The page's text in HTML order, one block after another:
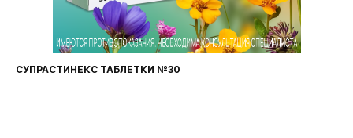
СУПРАСТИНЕКС ТАБЛЕТКИ №30